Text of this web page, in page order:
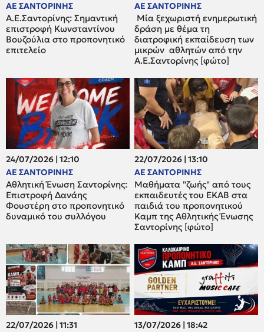
ΑΕ ΣΑΝΤΟΡΙΝΗΣ
Α.Ε.Σαντορίνης: Σημαντική
επιστροφή Κωνσταντίνου
Βουζούλια στο προπονητικό
επιτελείο
ΑΕ ΣΑΝΤΟΡΙΝΗΣ
Μία ξεχωριστή ενημερωτική
δράση με θέμα τη
διατροφική εκπαίδευση των
μικρών αθλητών από την
Α.Ε.Σαντορίνης [φώτο]
24/07/2026 | 12:10
ΑΕ ΣΑΝΤΟΡΙΝΗΣ
Αθλητική Ένωση Σαντορίνης:
Επιστροφή Δανάης
Φουστέρη στο προπονητικό
δυναμικό του συλλόγου
22/07/2026 | 13:10
ΑΕ ΣΑΝΤΟΡΙΝΗΣ
Μαθήματα "ζωής" από τους
εκπαιδευτές του ΕΚΑΒ στα
παιδιά του προπονητικού
Καμπ της Αθλητικής Ένωσης
Σαντορίνης [φώτο]
22/07/2026 | 11:31
13/07/2026 | 18:42